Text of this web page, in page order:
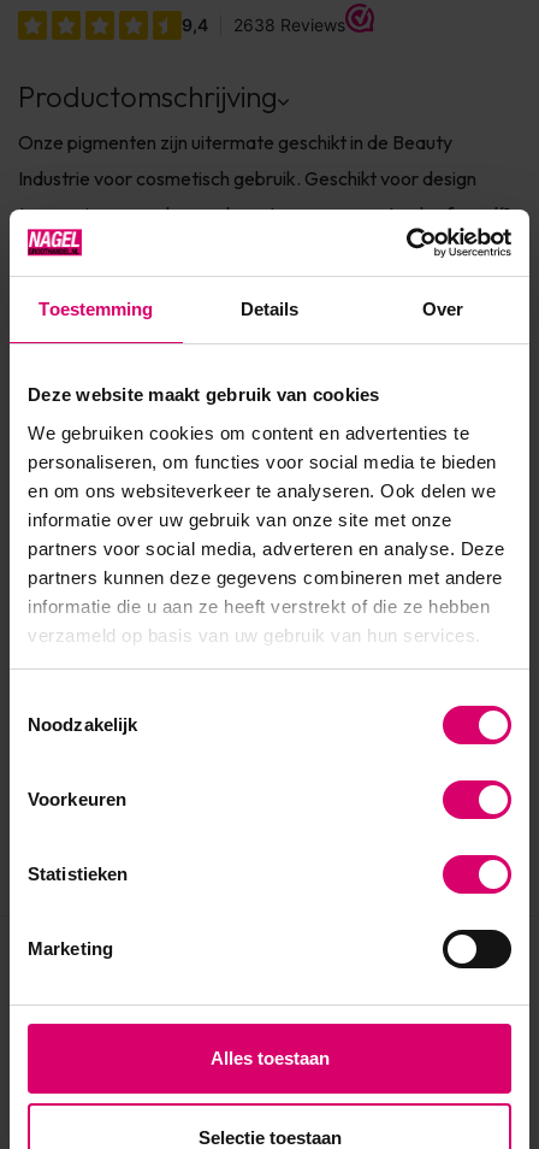
Toestemming Details Over
Deze website maakt gebruik van cookies
We gebruiken cookies om content en advertenties te
personaliseren, om functies voor social media te bieden
en om ons websiteverkeer te analyseren. Ook delen we
informatie over uw gebruik van onze site met onze
partners voor social media, adverteren en analyse. Deze
partners kunnen deze gegevens combineren met andere
informatie die u aan ze heeft verstrekt of die ze hebben
verzameld op basis van uw gebruik van hun services.
Noodzakelijk
Voorkeuren
Statistieken
Marketing
Alles toestaan
Selectie toestaan
Productomschrijving
Onze pigmenten zijn uitermate geschikt in de Beauty
Industrie voor cosmetisch gebruik. Geschikt voor design
toepassingen op de nagel, om te mengen met gel- of acryl(1
deel pigment op 5 delen gel of acryl) en zeer geschikt
de LoveNess Glitter Brush, op de in LED 30 sec. of UV
Toon meer
Eerder bekeken